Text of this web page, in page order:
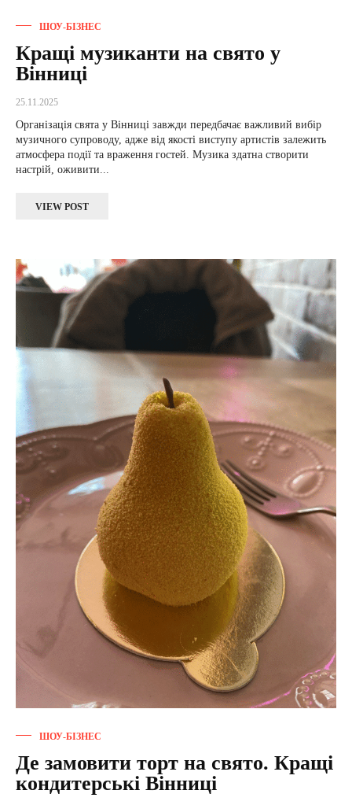
ШОУ-БІЗНЕС
Кращі музиканти на свято у
Вінниці
25.11.2025
Організація свята у Вінниці завжди передбачає важливий вибір
музичного супроводу, адже від якості виступу артистів залежить
атмосфера події та враження гостей. Музика здатна створити
настрій, оживити...
VIEW POST
ШОУ-БІЗНЕС
Де замовити торт на свято. Кращі
кондитерські Вінниці